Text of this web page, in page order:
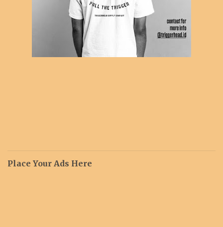
Place Your Ads Here